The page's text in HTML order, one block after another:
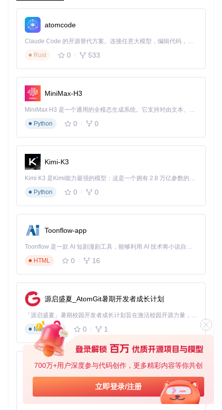
700万+用户深度参与代码创作，更多精彩内容等你共创
立即登录/注册
兼容性检测引擎（Scripts/compatibility_checker.py）：基
于硬件数据判断各组件与macOS的兼容状态
智能配置系统（Scripts/pages/configuration_page.py）：
根据硬件特性推荐最优配置方案
与传统手动配置相比，OpCore Simplify带来了三大革新：
误导致的启动失败
兼容性优先：内置硬件数据库，自动规避不兼容配置
可视化操作：直观的图形界面替代复杂的文本编辑，降低
技术门槛
实施步骤：从安装到启动的3个核心阶段
阶段一：硬件报告生成与导入
Windows用户点击"Export Hardware Report"按钮直接生
成报告
Linux/macOS用户需从Windows系统传输报告文件
确认报告路径和ACPI目录显示绿色对勾，表示导入成功
注意事项：硬件报告包含敏感的硬件信息，请勿随意分享
给他人。报告生成过程中需临时关闭杀毒软件，避免误
阶段二：硬件兼容性智能分析
导入硬件报告后，工具会自动进行全面的兼容性检测，结果将
直观展示各硬件组件的兼容状态。
atomcode
Claude Code 的开源替代方案。连接任意大模型，编辑代码，运行命令，自动验证 — 全自动执行。用 Rust 构建，极致性能。 ｜ An open-source alternative to Claude Code. Connect any LLM, edit code, run commands, and verify changes — autonomously. Built in Rust for speed. Get Started
Rust
0 533
MiniMax-H3
MiniMax H3 是一个通用的全模态生成系统。它支持对由文本、图像、视频和音频组成的多模态上下文进行统一理解，并能生成分辨率高达 2K、时长可达 15 秒的带原生立体声音频的视频。得益于面向任务泛化的系统设计，H3 在预训练阶段就已具备广泛的多模态上下文理解与生成能力，能够出色地执行复杂的多模态指令。
Python
0 0
Kimi-K3
Kimi K3 是Kimi能力最强的模型：这是一个拥有 2.8 万亿参数的混合专家（MoE）模型，具备原生视觉理解能力，并支持 100 万 token 的上下文窗口。
Python
0 0
Toonflow-app
Toonflow 是一款 AI 短剧漫剧工具，能够利用 AI 技术将小说自动转化为剧本，并结合 AI 生成的图片和视频，实现高效的短剧创作。借助 Toonflow，可以轻松完成从文字到影像的全流程，让短剧制作变得更加智能与便捷。
HTML
0 16
源启盛夏_AtomGit暑期开发者成长计划
「源启盛夏」暑期校园开发者成长计划旨在激活校园开源力量，通过积分激励、认证扶持、资源倾斜等形式，引导高校组织和开发者完成「入驻 — 建项目 — 做贡献 — 获认证 — 得资源」的完整闭环。无论你是想带领社团入驻平台的组织者，还是希望用代码贡献证明自己的开发者，都能在这里找到属于你的成长路径。
Markdown
0 1
AionUi
免费、本地、开源的 24/7 全天候 Cowork 应用，以及适用于 Gemini CLI、Claude Code、Codex、OpenCode、Qwen Code、Goose CLI、Auggie 等的 OpenClaw | 🌟 喜欢就点star吧
TypeScript
0 6